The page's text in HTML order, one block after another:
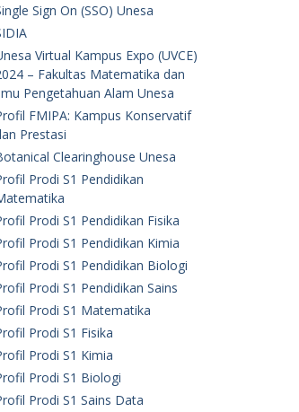
Sign On (SSO) Unesa
Virtual Kampus Expo (UVCE)
– Fakultas Matematika dan
Pengetahuan Alam Unesa
FMIPA: Kampus Konservatif
Prestasi
Clearinghouse Unesa
Prodi S1 Pendidikan
Prodi S1 Pendidikan Fisika
Prodi S1 Pendidikan Kimia
Prodi S1 Pendidikan Biologi
Prodi S1 Pendidikan Sains
Prodi S1 Matematika
Prodi S1 Fisika
Prodi S1 Kimia
Prodi S1 Biologi
Prodi S1 Sains Data